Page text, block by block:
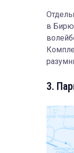
в
3.